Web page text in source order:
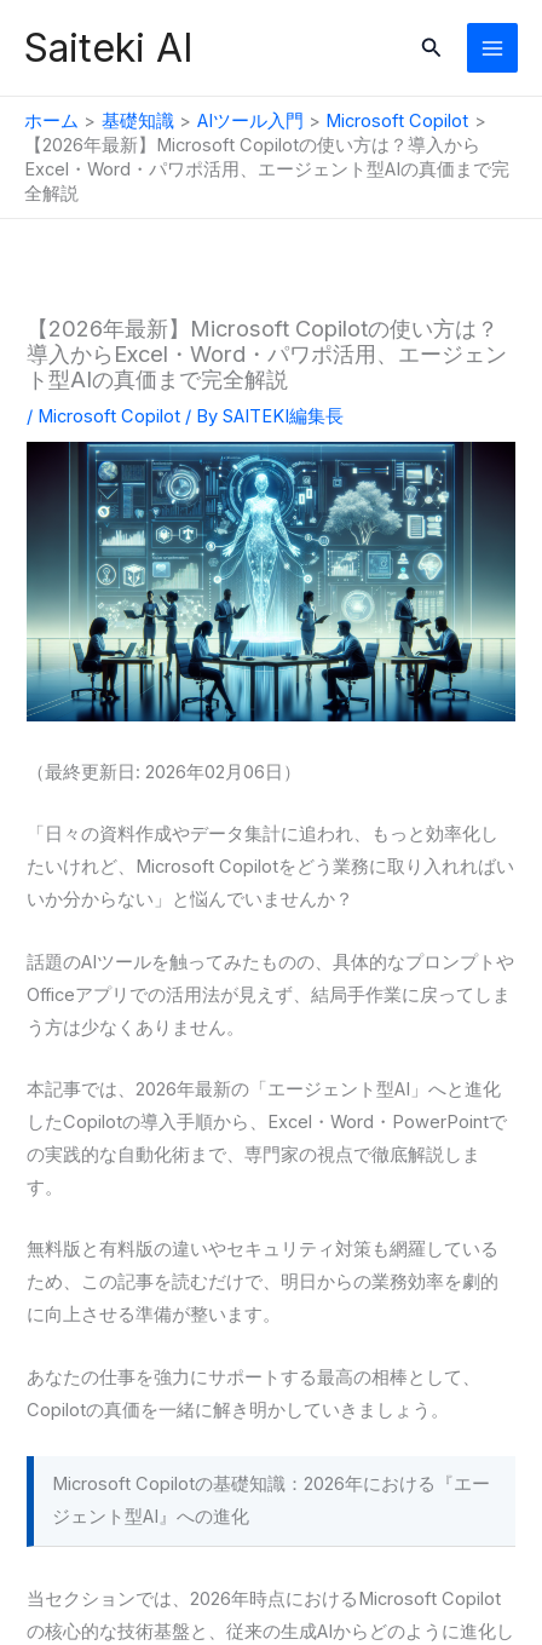
Saiteki AI
検
ホーム 基礎知識 AIツール入門
Microsoft Copilot
【2026年最新】Microsoft Copilotの使い方は？導入から
Excel・Word・パワポ活用、エージェント型AIの真価まで完
全解説
【2026年最新】Microsoft Copilotの使い方は？
導入からExcel・Word・パワポ活用、エージェン
ト型AIの真価まで完全解説
/ Microsoft Copilot / BySAITEKI編集長
（最終更新日: 2026年02月06日）
「日々の資料作成やデータ集計に追われ、もっと効率化し
たいけれど、Microsoft Copilotをどう業務に取り入れればい
いか分からない」と悩んでいませんか？
話題のAIツールを触ってみたものの、具体的なプロンプトや
Officeアプリでの活用法が見えず、結局手作業に戻ってしま
う方は少なくありません。
本記事では、2026年最新の「エージェント型AI」へと進化
したCopilotの導入手順から、Excel・Word・PowerPointで
の実践的な自動化術まで、専門家の視点で徹底解説しま
す。
無料版と有料版の違いやセキュリティ対策も網羅している
ため、この記事を読むだけで、明日からの業務効率を劇的
に向上させる準備が整います。
あなたの仕事を強力にサポートする最高の相棒として、
Copilotの真価を一緒に解き明かしていきましょう。
Microsoft Copilotの基礎知識：2026年における『エー
ジェント型AI』への進化
当セクションでは、2026年時点におけるMicrosoft Copilot
の核心的な技術基盤と、従来の生成AIからどのように進化し